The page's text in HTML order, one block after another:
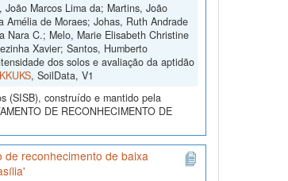
Marcos Lima da; Martins, João
de Moraes; Johas, Ruth Andrade
Nara C.; Melo, Marie Elisabeth Christine
Xavier; Santos, Humberto
dos solos e avaliação da aptidão
, SoilData, V1
(SISB), construído e mantido pela
DE RECONHECIMENTO DE
reconhecimento de baixa